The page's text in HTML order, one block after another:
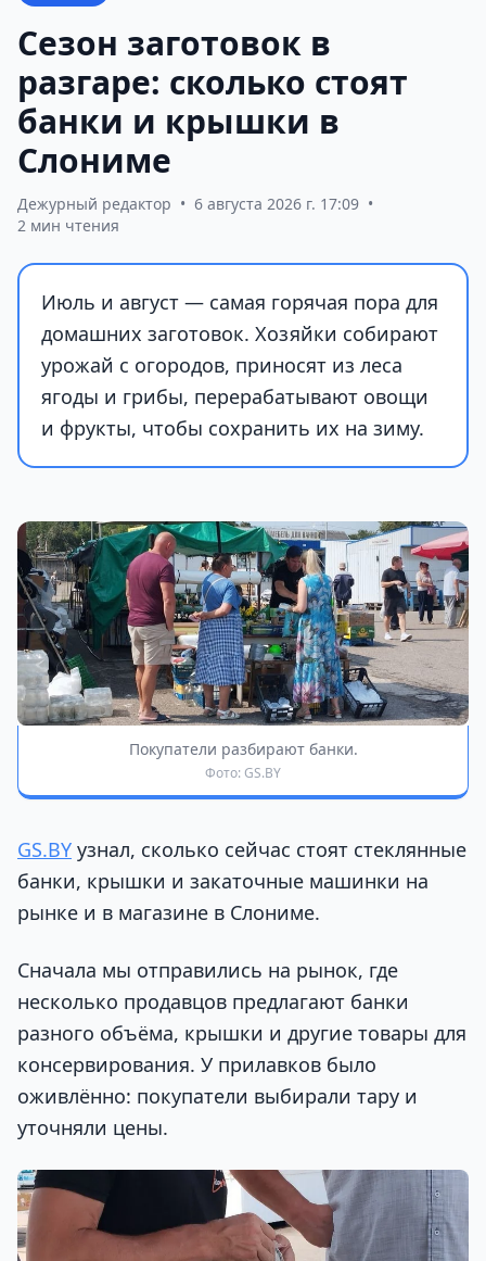
Сезон заготовок в
разгаре: сколько стоят
банки и крышки в
Слониме
Дежурный редактор • 6 августа 2026 г. 17:09 •
2 мин чтения
Июль и август — самая горячая пора для
домашних заготовок. Хозяйки собирают
урожай с огородов, приносят из леса
ягоды и грибы, перерабатывают овощи
и фрукты, чтобы сохранить их на зиму.
Покупатели разбирают банки.
Фото: GS.BY
GS.BY узнал, сколько сейчас стоят стеклянные
банки, крышки и закаточные машинки на
рынке и в магазине в Слониме.
Сначала мы отправились на рынок, где
несколько продавцов предлагают банки
разного объёма, крышки и другие товары для
консервирования. У прилавков было
оживлённо: покупатели выбирали тару и
уточняли цены.